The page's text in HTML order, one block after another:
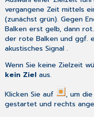
vergangene Zeit mittels
(zunächst grün). Gegen
Balken erst gelb, dann
der rote Balken und ggf.
akustisches Signal .
Wenn Sie keine Zielzeit
kein Ziel aus.
Klicken Sie auf
, um
gestartet und rechts